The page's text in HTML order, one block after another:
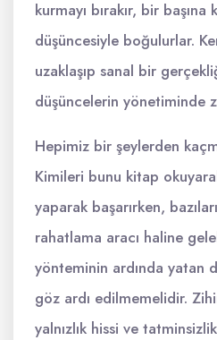
kurmayı bırakır, bir
düşüncesiyle boğulurlar.
uzaklaşıp sanal bir
düşüncelerin yönetiminde
Hepimiz bir şeylerden
Kimileri bunu kitap
yaparak başarırken,
rahatlama aracı haline
yönteminin ardında yatan
göz ardı edilmemelidir.
yalnızlık hissi ve